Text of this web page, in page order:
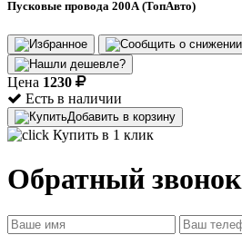
Пусковые провода 200А (ТопАвто)
Цена 1230
Есть в наличии
Добавить в корзину
Купить в 1 клик
Обратный звонок